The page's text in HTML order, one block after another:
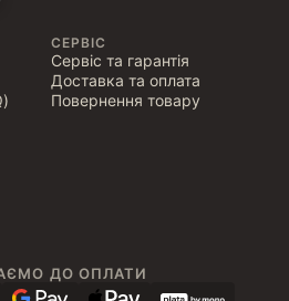
СЕРВІС
Сервіс та гарантія
Доставка та оплата
Повернення товару
ДО ОПЛАТИ